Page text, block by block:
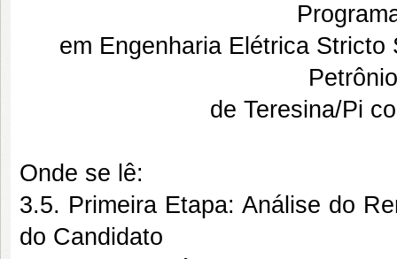
em Engenharia Elétrica
de Teresina/Pi
Onde se lê:
3.5. Primeira Etapa: Análise do
do Candidato